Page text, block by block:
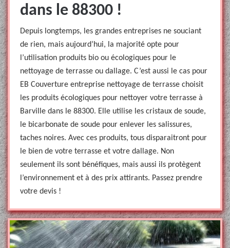
dans le 88300 !
Depuis longtemps, les grandes entreprises ne souciant
de rien, mais aujourd’hui, la majorité opte pour
l’utilisation produits bio ou écologiques pour le
nettoyage de terrasse ou dallage. C’est aussi le cas pour
EB Couverture entreprise nettoyage de terrasse choisit
les produits écologiques pour nettoyer votre terrasse à
Barville dans le 88300. Elle utilise les cristaux de soude,
le bicarbonate de soude pour enlever les salissures,
taches noires. Avec ces produits, tous disparaitront pour
le bien de votre terrasse et votre dallage. Non
seulement ils sont bénéfiques, mais aussi ils protègent
l’environnement et à des prix attirants. Passez prendre
votre devis !